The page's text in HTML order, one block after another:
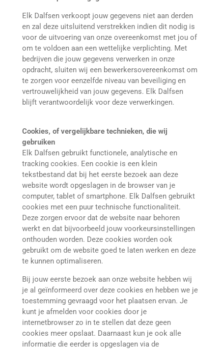
Elk Dalfsen verkoopt jouw gegevens niet aan derden
en zal deze uitsluitend verstrekken indien dit nodig is
voor de uitvoering van onze overeenkomst met jou of
om te voldoen aan een wettelijke verplichting. Met
bedrijven die jouw gegevens verwerken in onze
opdracht, sluiten wij een bewerkersovereenkomst om
te zorgen voor eenzelfde niveau van beveiliging en
vertrouwelijkheid van jouw gegevens. Elk Dalfsen
blijft verantwoordelijk voor deze verwerkingen.
Cookies, of vergelijkbare technieken, die wij
gebruiken
Elk Dalfsen gebruikt functionele, analytische en
tracking cookies. Een cookie is een klein
tekstbestand dat bij het eerste bezoek aan deze
website wordt opgeslagen in de browser van je
computer, tablet of smartphone. Elk Dalfsen gebruikt
cookies met een puur technische functionaliteit.
Deze zorgen ervoor dat de website naar behoren
werkt en dat bijvoorbeeld jouw voorkeursinstellingen
onthouden worden. Deze cookies worden ook
gebruikt om de website goed te laten werken en deze
te kunnen optimaliseren.
Bij jouw eerste bezoek aan onze website hebben wij
je al geïnformeerd over deze cookies en hebben we je
toestemming gevraagd voor het plaatsen ervan. Je
kunt je afmelden voor cookies door je
internetbrowser zo in te stellen dat deze geen
cookies meer opslaat. Daarnaast kun je ook alle
informatie die eerder is opgeslagen via de